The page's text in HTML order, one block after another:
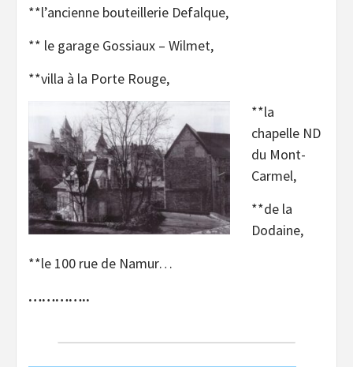
**l’ancienne bouteillerie Defalque,
** le garage Gossiaux – Wilmet,
**villa à la Porte Rouge,
**la
chapelle ND
du Mont-
Carmel,
**de la
Dodaine,
**le 100 rue de Namur…
…………..